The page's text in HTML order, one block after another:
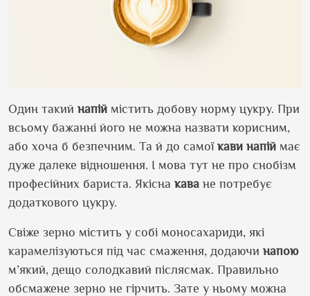
Один такий напій містить добову норму цукру. При
всьому бажанні його не можна назвати корисним,
або хоча б безпечним. Та й до самої кави напій має
дуже далеке відношення. І мова тут не про снобізм
професійних бариста. Якісна кава не потребує
додаткового цукру.
Свіже зерно містить у собі моносахариди, які
карамелізуються під час смаження, додаючи напою
м’який, дещо солодкавий післясмак. Правильно
обсмажене зерно не гірчить. Зате у ньому можна